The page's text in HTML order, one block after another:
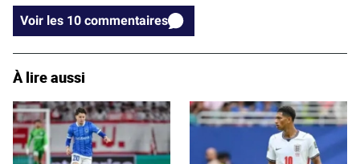
Voir les 10 commentaires
À lire aussi